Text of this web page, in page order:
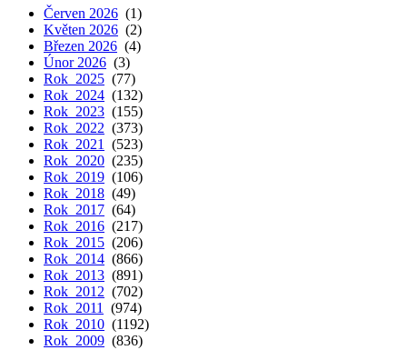
Červen 2026 (1)
Květen 2026 (2)
Březen 2026 (4)
Únor 2026 (3)
Rok 2025 (77)
Rok 2024 (132)
Rok 2023 (155)
Rok 2022 (373)
Rok 2021
(523)
Rok 2020 (235)
Rok 2019 (106)
Rok 2018 (49)
Rok 2017 (64)
Rok 2016 (217)
Rok 2015 (206)
Rok 2014 (866)
Rok 2013 (891)
Rok 2012 (702)
Rok 2011
(974)
Rok 2010 (1192)
Rok 2009 (836)